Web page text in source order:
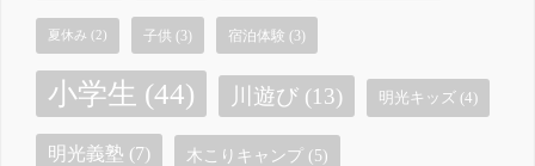
夏休み (2) 子供 (3) 宿泊体験 (3)
小学生 (44) 川遊び (13) 明光キッズ (4)
明光義塾 (7) 木こりキャンプ (5)